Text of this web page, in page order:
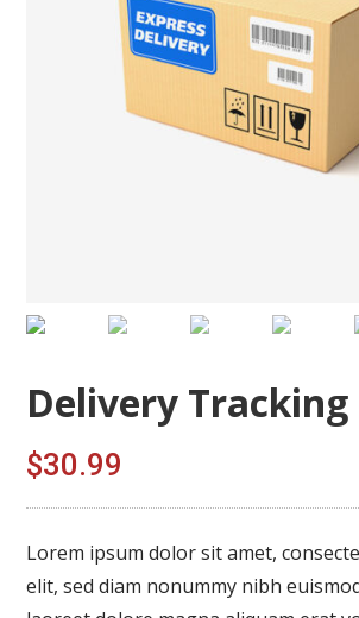
Delivery Tracking
$30.99
Lorem ipsum dolor sit amet,
elit, sed diam nonummy nibh